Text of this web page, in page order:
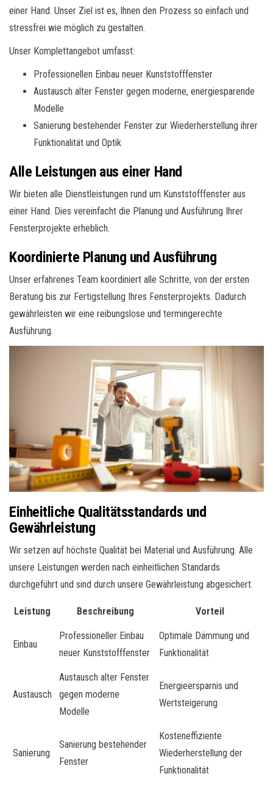
einer Hand. Unser Ziel ist es, Ihnen den Prozess so einfach und
stressfrei wie möglich zu gestalten.
Unser Komplettangebot umfasst:
Professionellen Einbau neuer Kunststofffenster
Austausch alter Fenster gegen moderne, energiesparende
Modelle
Sanierung bestehender Fenster zur Wiederherstellung ihrer
Funktionalität und Optik
Alle Leistungen aus einer Hand
Wir bieten alle Dienstleistungen rund um Kunststofffenster aus
einer Hand. Dies vereinfacht die Planung und Ausführung Ihrer
Fensterprojekte erheblich.
Koordinierte Planung und Ausführung
Unser erfahrenes Team koordiniert alle Schritte, von der ersten
Beratung bis zur Fertigstellung Ihres Fensterprojekts. Dadurch
gewährleisten wir eine reibungslose und termingerechte
Ausführung.
Einheitliche Qualitätsstandards und
Gewährleistung
Wir setzen auf höchste Qualität bei Material und Ausführung. Alle
unsere Leistungen werden nach einheitlichen Standards
durchgeführt und sind durch unsere Gewährleistung abgesichert.
Leistung Beschreibung Vorteil
Einbau
Professioneller Einbau
neuer Kunststofffenster
Optimale Dämmung und
Funktionalität
Austausch
Austausch alter Fenster
gegen moderne
Modelle
Energieersparnis und
Wertsteigerung
Sanierung
Sanierung bestehender
Fenster
Kosteneffiziente
Wiederherstellung der
Funktionalität